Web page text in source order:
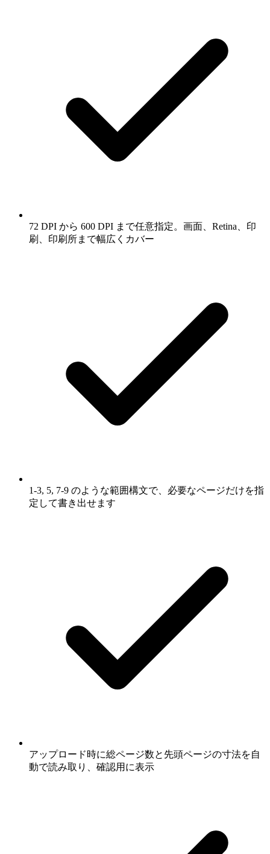
72 DPI から 600 DPI まで任意指定。画面、Retina、印
刷、印刷所まで幅広くカバー
1-3, 5, 7-9 のような範囲構文で、必要なページだけを指
定して書き出せます
アップロード時に総ページ数と先頭ページの寸法を自
動で読み取り、確認用に表示